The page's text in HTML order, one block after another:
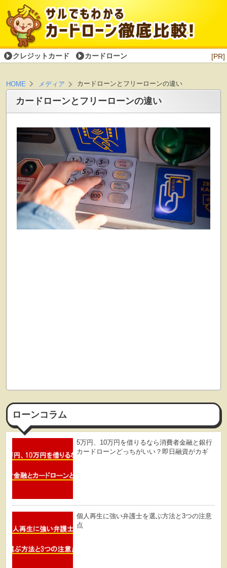
[PR]
クレジットカード カードローン
HOME メディア カードローンとフリーローンの違い
カードローンとフリーローンの違い
ローンコラム
5万円、10万円を借りるなら消費者金融と銀行
カードローンどっちがいい？即日融資がカギ
個人再生に強い弁護士を選ぶ方法と3つの注意
点